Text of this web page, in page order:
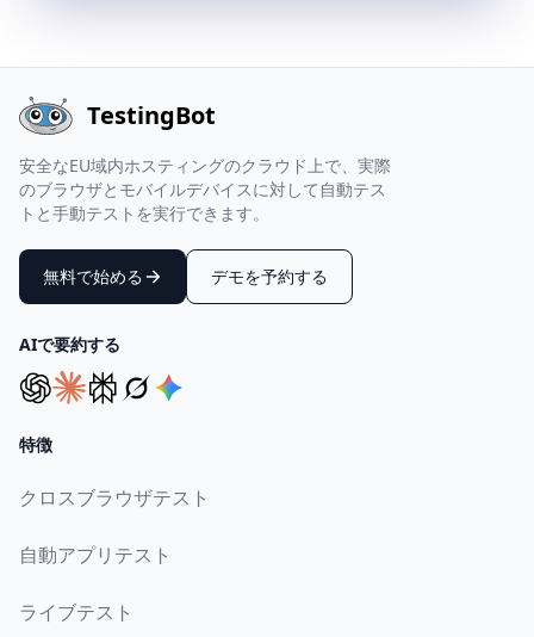
TestingBot
安全なEU域内ホスティングのクラウド上で、実際
のブラウザとモバイルデバイスに対して自動テス
トと手動テストを実行できます。
無料で始める デモを予約する
AIで要約する
特徴
クロスブラウザテスト
自動アプリテスト
ライブテスト